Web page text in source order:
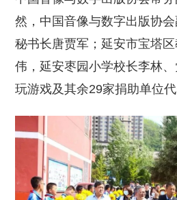
然，中国音像与数字出版协
秘书长唐贾军；延安市宝塔
伟，延安枣园小学校长李林
玩游戏及其余29家捐助单位代